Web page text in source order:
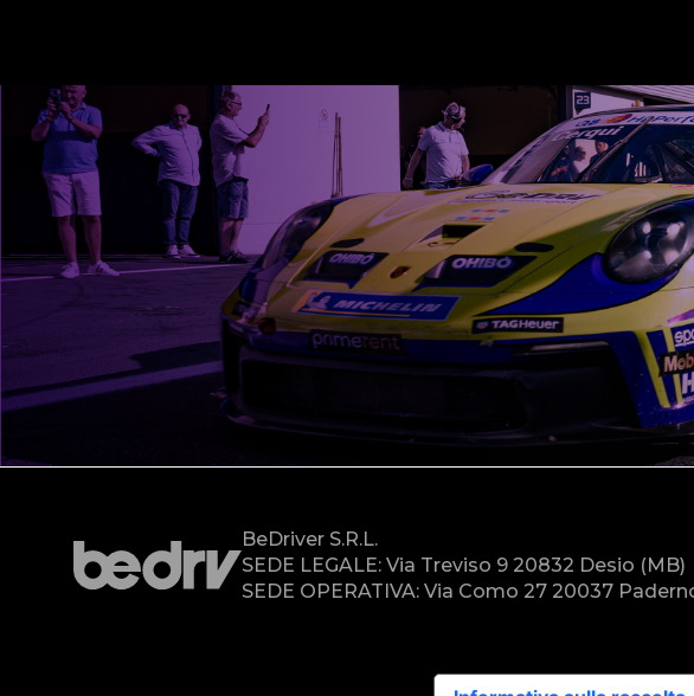
BeDriver S.r.l.
SEDE LEGALE: Via Treviso 9 20832 Desio (MB)
SEDE OPERATIVA: Via Como 27 20037